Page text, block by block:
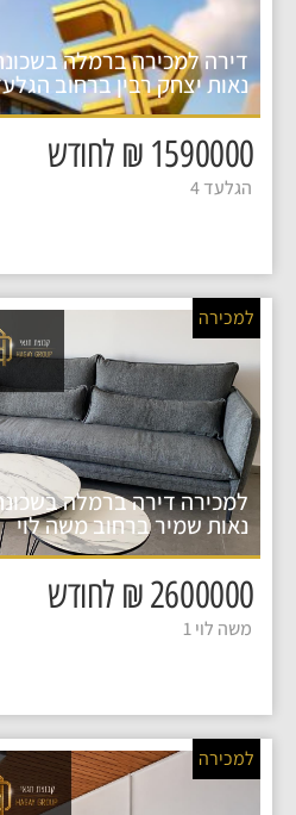
דירה למכירה ברמלה בשכונת
נאות יצחק רבין ברחוב הגלעד
1590000 ₪ לחודש
הגלעד 4
למכירה דירה ברמלה בשכונת
נאות שמיר ברחוב משה לוי
2600000 ₪ לחודש
משה לוי 1
למכירה
למכירה